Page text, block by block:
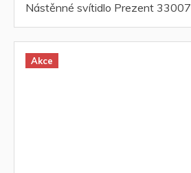
Nástěnné svítidlo Prezent 33007
Akce